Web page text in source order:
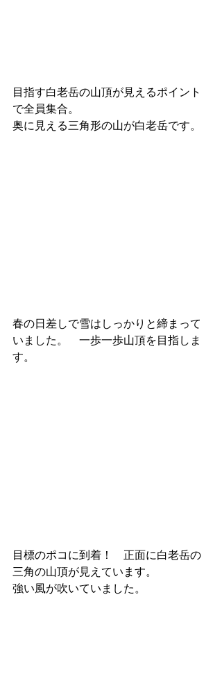
目指す白老岳の山頂が見えるポイント
で全員集合。
奥に見える三角形の山が白老岳です。
春の日差しで雪はしっかりと締まって
いました。　一歩一歩山頂を目指しま
す。
目標のポコに到着！　正面に白老岳の
三角の山頂が見えています。
強い風が吹いていました。